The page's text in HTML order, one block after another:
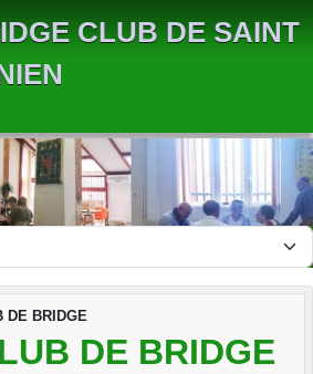
CLUB DE SAINT
DE BRIDGE
DE BRIDGE
cookies